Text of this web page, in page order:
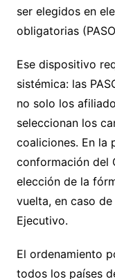
ser elegidos en
obligatorias
Ese dispositivo
sistémica: las
no solo los
seleccionan los
coaliciones. En la
conformación del
elección de la
vuelta, en caso
Ejecutivo.
El ordenamiento
todos los países